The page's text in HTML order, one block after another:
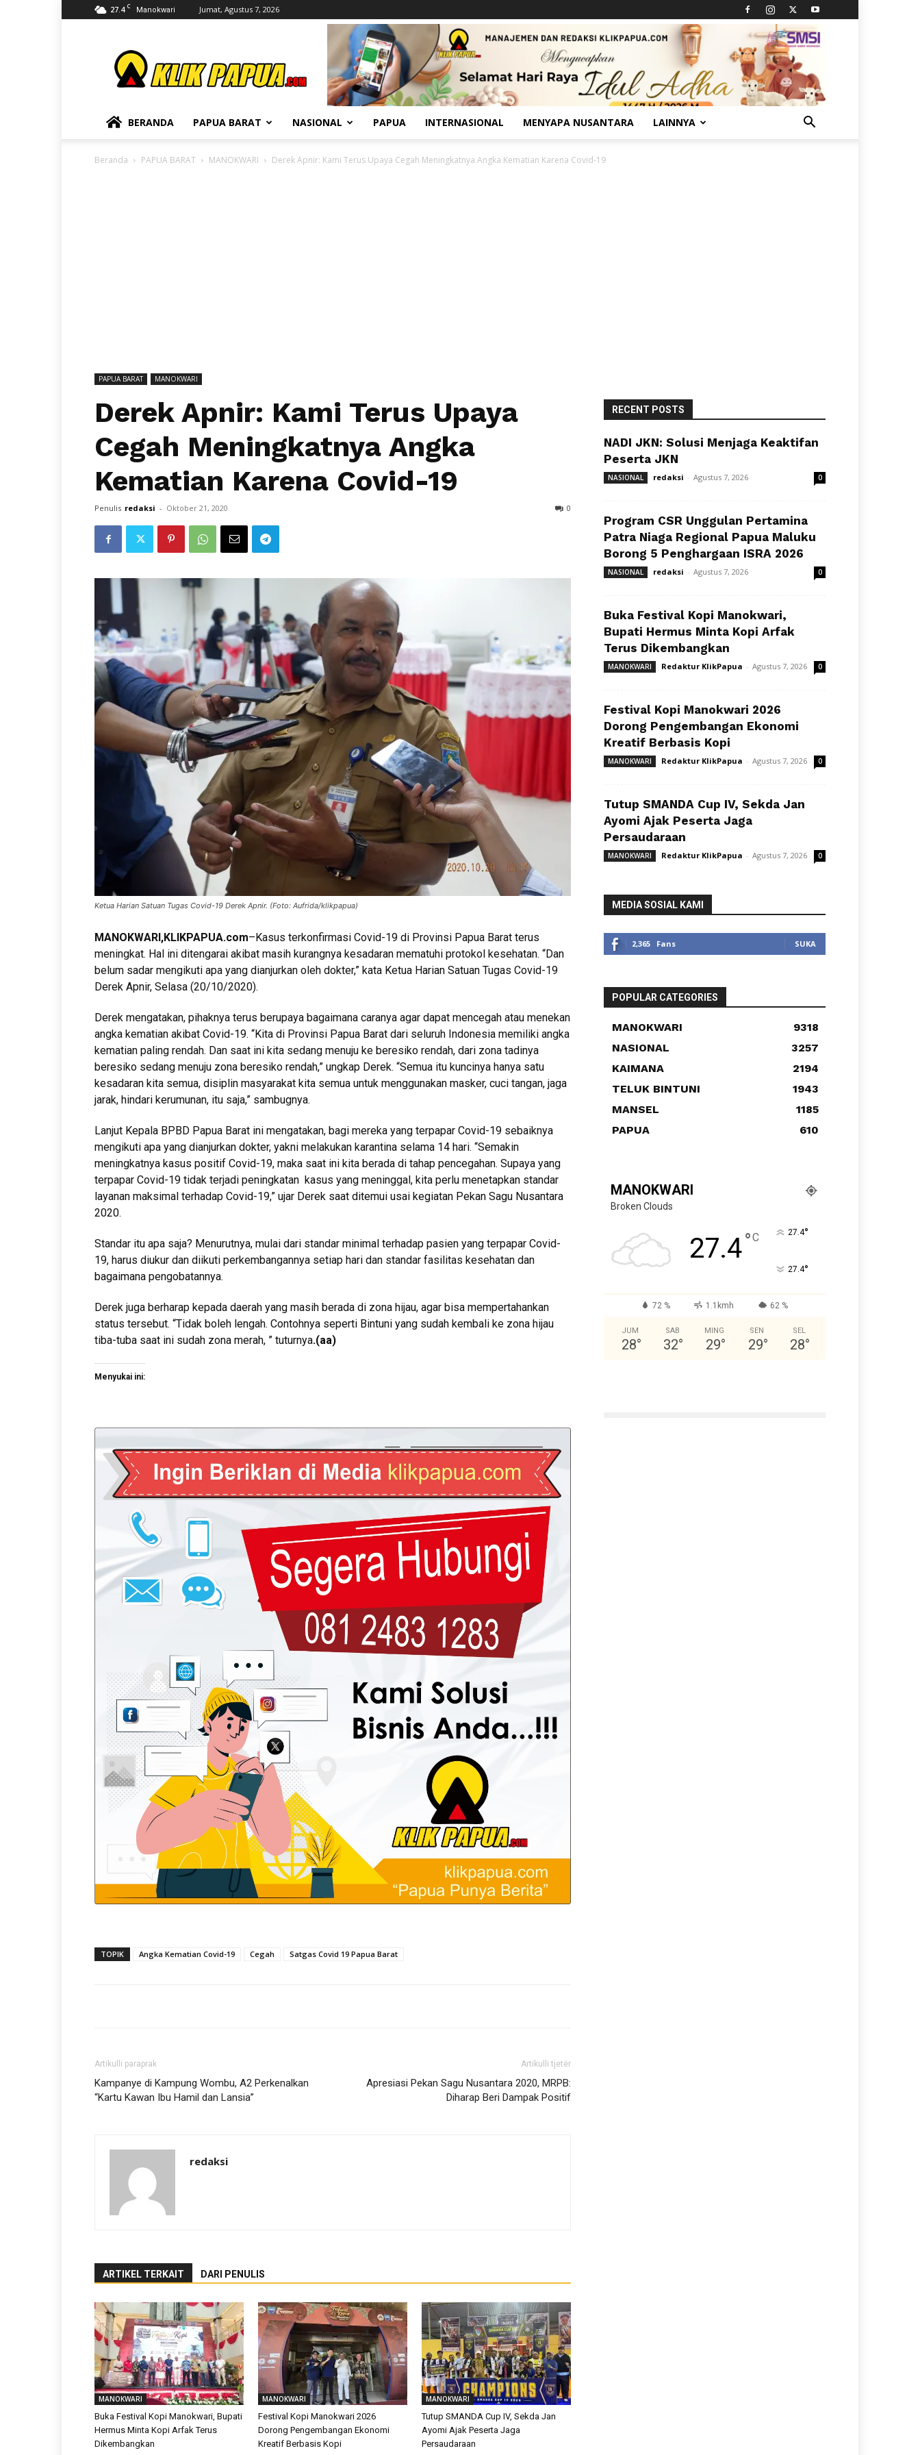
27.4 C Manokwari Jumat, Agustus 7, 2026
BERANDA PAPUA BARAT NASIONAL PAPUA INTERNASIONAL MENYAPA NUSANTARA LAINNYA
Beranda PAPUA BARAT MANOKWARI Derek Apnir: Kami Terus Upaya Cegah Meningkatnya Angka Kematian Karena Covid-19
PAPUA BARAT MANOKWARI
Derek Apnir: Kami Terus Upaya
Cegah Meningkatnya Angka
Kematian Karena Covid-19
Penulis redaksi - Oktober 21, 2020 0
Ketua Harian Satuan Tugas Covid-19 Derek Apnir. (Foto: Aufrida/klikpapua)
MANOKWARI,KLIKPAPUA.com–Kasus terkonfirmasi Covid-19 di Provinsi Papua Barat terus
meningkat. Hal ini ditengarai akibat masih kurangnya kesadaran mematuhi protokol kesehatan. “Dan
belum sadar mengikuti apa yang dianjurkan oleh dokter,” kata Ketua Harian Satuan Tugas Covid-19
Derek Apnir, Selasa (20/10/2020).
Derek mengatakan, pihaknya terus berupaya bagaimana caranya agar dapat mencegah atau menekan
angka kematian akibat Covid-19. “Kita di Provinsi Papua Barat dari seluruh Indonesia memiliki angka
kematian paling rendah. Dan saat ini kita sedang menuju ke beresiko rendah, dari zona tadinya
beresiko sedang menuju zona beresiko rendah,” ungkap Derek. “Semua itu kuncinya hanya satu
kesadaran kita semua, disiplin masyarakat kita semua untuk menggunakan masker, cuci tangan, jaga
jarak, hindari kerumunan, itu saja,” sambugnya.
Lanjut Kepala BPBD Papua Barat ini mengatakan, bagi mereka yang terpapar Covid-19 sebaiknya
mengikuti apa yang dianjurkan dokter, yakni melakukan karantina selama 14 hari. “Semakin
meningkatnya kasus positif Covid-19, maka saat ini kita berada di tahap pencegahan. Supaya yang
terpapar Covid-19 tidak terjadi peningkatan kasus yang meninggal, kita perlu menetapkan standar
layanan maksimal terhadap Covid-19,” ujar Derek saat ditemui usai kegiatan Pekan Sagu Nusantara
2020.
Standar itu apa saja? Menurutnya, mulai dari standar minimal terhadap pasien yang terpapar Covid-
19, harus diukur dan diikuti perkembangannya setiap hari dan standar fasilitas kesehatan dan
bagaimana pengobatannya.
Derek juga berharap kepada daerah yang masih berada di zona hijau, agar bisa mempertahankan
status tersebut. “Tidak boleh lengah. Contohnya seperti Bintuni yang sudah kembali ke zona hijau
tiba-tuba saat ini sudah zona merah, ” tuturnya.(aa)
Menyukai ini:
TOPIK Angka Kematian Covid-19 Cegah Satgas Covid 19 Papua Barat
Artikulli paraprak
Kampanye di Kampung Wombu, A2 Perkenalkan
“Kartu Kawan Ibu Hamil dan Lansia”
Artikulli tjetër
Apresiasi Pekan Sagu Nusantara 2020, MRPB:
Diharap Beri Dampak Positif
redaksi
ARTIKEL TERKAIT DARI PENULIS
MANOKWARI
Buka Festival Kopi Manokwari, Bupati
Hermus Minta Kopi Arfak Terus
Dikembangkan
MANOKWARI
Festival Kopi Manokwari 2026
Dorong Pengembangan Ekonomi
Kreatif Berbasis Kopi
MANOKWARI
Tutup SMANDA Cup IV, Sekda Jan
Ayomi Ajak Peserta Jaga
Persaudaraan
RECENT POSTS
NADI JKN: Solusi Menjaga Keaktifan
Peserta JKN
NASIONAL redaksi - Agustus 7, 2026 0
Program CSR Unggulan Pertamina
Patra Niaga Regional Papua Maluku
Borong 5 Penghargaan ISRA 2026
NASIONAL redaksi - Agustus 7, 2026 0
Buka Festival Kopi Manokwari,
Bupati Hermus Minta Kopi Arfak
Terus Dikembangkan
MANOKWARI Redaktur KlikPapua - Agustus 7, 2026 0
Festival Kopi Manokwari 2026
Dorong Pengembangan Ekonomi
Kreatif Berbasis Kopi
MANOKWARI Redaktur KlikPapua - Agustus 7, 2026 0
Tutup SMANDA Cup IV, Sekda Jan
Ayomi Ajak Peserta Jaga
Persaudaraan
MANOKWARI Redaktur KlikPapua - Agustus 7, 2026 0
MEDIA SOSIAL KAMI
2,365 Fans SUKA
POPULAR CATEGORIES
MANOKWARI
9318
NASIONAL
3257
KAIMANA
2194
TELUK BINTUNI
1943
MANSEL
1185
PAPUA
610
MANOKWARI
Broken Clouds
27.4°C 27.4°
27.4°
72 % 1.1kmh 62 %
JUM
28°
SAB
32°
MING
29°
SEN
29°
SEL
28°